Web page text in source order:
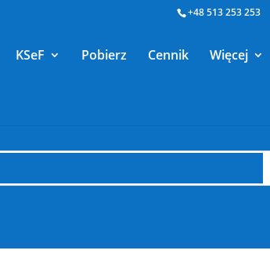
+48 513 253 253
KSeF Pobierz Cennik Więcej